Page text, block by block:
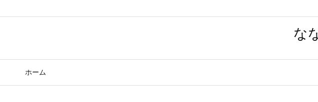
な
ホーム